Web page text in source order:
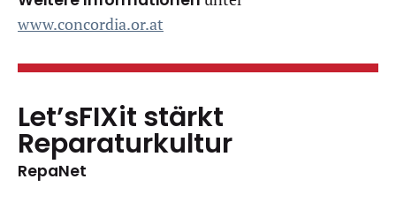
www.concordia.or.at
Let’sFIXit stärkt
Reparaturkultur
RepaNet